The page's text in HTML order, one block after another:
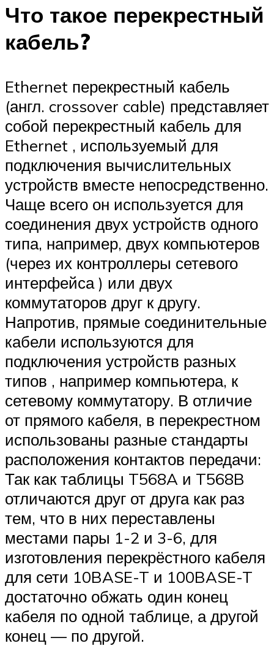
Что такое перекрестный
кабель?
Ethernet перекрестный кабель
(англ. crossover cable) представляет
собой перекрестный кабель для
Ethernet , используемый для
подключения вычислительных
устройств вместе непосредственно.
Чаще всего он используется для
соединения двух устройств одного
типа, например, двух компьютеров
(через их контроллеры сетевого
интерфейса ) или двух
коммутаторов друг к другу.
Напротив, прямые соединительные
кабели используются для
подключения устройств разных
типов , например компьютера, к
сетевому коммутатору. В отличие
от прямого кабеля, в перекрестном
использованы разные стандарты
расположения контактов передачи:
Так как таблицы T568A и T568B
отличаются друг от друга как раз
тем, что в них переставлены
местами пары 1-2 и 3-6, для
изготовления перекрёстного кабеля
для сети 10BASE-T и 100BASE-T
достаточно обжать один конец
кабеля по одной таблице, а другой
конец — по другой.